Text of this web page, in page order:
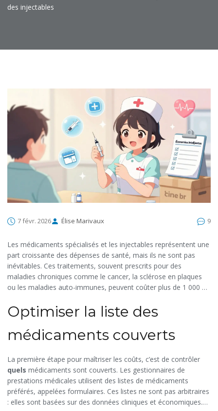
des injectables
7 févr. 2026 Élise Marivaux 9
Les médicaments spécialisés et les injectables représentent une
part croissante des dépenses de santé, mais ils ne sont pas
inévitables. Ces traitements, souvent prescrits pour des
maladies chroniques comme le cancer, la sclérose en plaques
ou les maladies auto-immunes, peuvent coûter plus de 1 000 €
coûts sans sacrifier la qualité des soins. Ce n’est pas une
question de faire des économies à tout prix, mais de mieux
gérer les ressources disponibles.
Optimiser la liste des
médicaments couverts
La première étape pour maîtriser les coûts, c’est de contrôler
quels médicaments sont couverts. Les gestionnaires de
prestations médicales utilisent des listes de médicaments
préférés, appelées formulaires. Ces listes ne sont pas arbitraires
: elles sont basées sur des données cliniques et économiques.